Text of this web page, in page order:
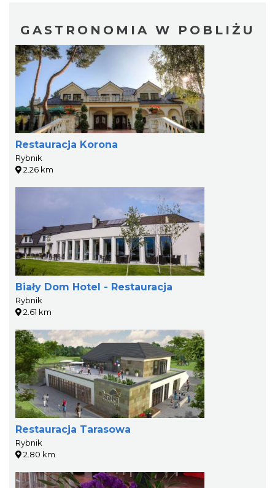
GASTRONOMIA W POBLIŻU
Restauracja Korona
Rybnik
2.26 km
Biały Dom Hotel - Restauracja
Rybnik
2.61 km
Restauracja Tarasowa
Rybnik
2.80 km